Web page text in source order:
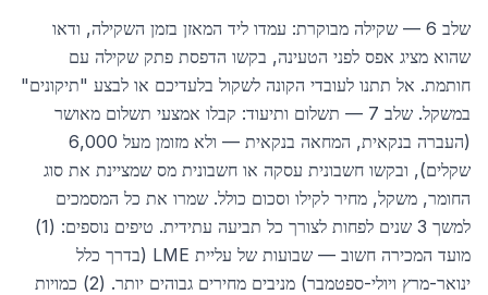
שלב 6 — שקילה מבוקרת: עמדו ליד המאזן בזמן השקילה, ודאו
שהוא מציג אפס לפני הטעינה, בקשו הדפסת פתק שקילה עם
חותמת. אל תתנו לעובדי הקונה לשקול בלעדיכם או לבצע "תיקונים"
במשקל. שלב 7 — תשלום ותיעוד: קבלו אמצעי תשלום מאושר
(העברה בנקאית, המחאה בנקאית — ולא מזומן מעל 6,000
שקלים), ובקשו חשבונית עסקה או חשבונית מס שמציינת את סוג
החומר, משקל, מחיר לקילו וסכום כולל. שמרו את כל המסמכים
למשך 3 שנים לפחות לצורך כל תביעה עתידית. טיפים נוספים: (1)
מועד המכירה חשוב — שבועות של עליית LME (בדרך כלל
ינואר-מרץ ויולי-ספטמבר) מניבים מחירים גבוהים יותר. (2) כמויות